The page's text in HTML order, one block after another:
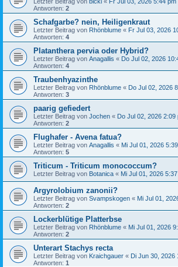
Antworten: 2
Schafgarbe? nein, Heiligenkraut
Letzter Beitrag von Rhönblume « Fr Jul 03, 2026
Antworten: 4
Platanthera pervia oder Hybrid?
Letzter Beitrag von Anagallis « Do Jul 02, 2026
Antworten: 4
Traubenhyazinthe
Letzter Beitrag von Rhönblume « Do Jul 02, 2026
Antworten: 3
paarig gefiedert
Letzter Beitrag von Jochen « Do Jul 02, 2026 2:09
Antworten: 2
Flughafer - Avena fatua?
Letzter Beitrag von Anagallis « Mi Jul 01, 2026
Antworten: 5
Triticum - Triticum monococcum?
Letzter Beitrag von Botanica « Mi Jul 01, 2026
Argyrolobium zanonii?
Letzter Beitrag von Svampskogen « Mi Jul 01,
Antworten: 2
Lockerblütige Platterbse
Letzter Beitrag von Rhönblume « Mi Jul 01, 2026
Antworten: 2
Unterart Stachys recta
Letzter Beitrag von Kraichgauer « Di Jun 30, 2026
Antworten: 1